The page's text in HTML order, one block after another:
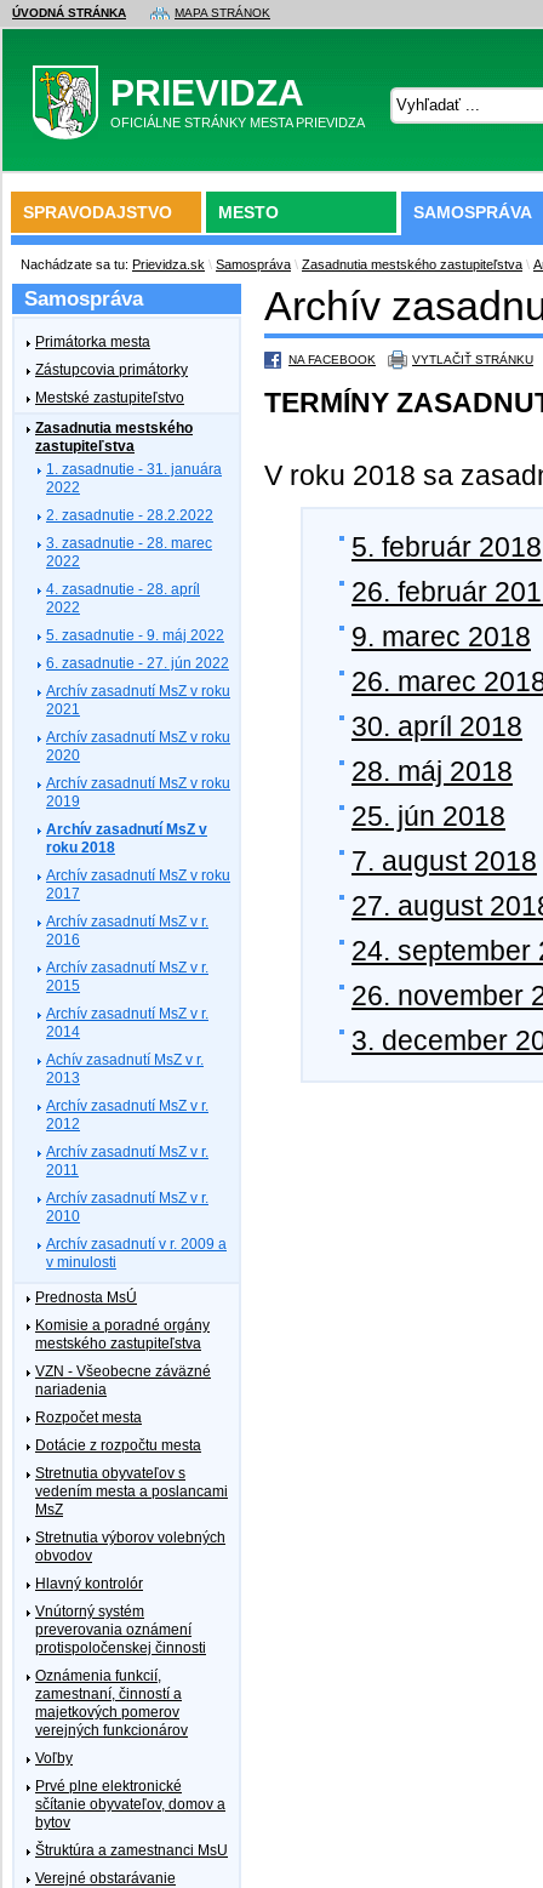
ÚVODNÁ STRÁNKA MAPA STRÁNOK
PRIEVIDZA
OFICIÁLNE STRÁNKY MESTA PRIEVIDZA
SPRAVODAJSTVO MESTO SAMOSPRÁVA
Nachádzate sa tu: Prievidza.sk \ Samospráva \ Zasadnutia mestského zastupiteľstva \
Archív
NA FACEBOOK VYTLAČIŤ STRÁNKU
TERMÍNY
V roku 2018 sa
5. február 2018
26. február
9. marec 2018
26. marec
30. apríl 2018
28. máj 2018
25. jún 2018
7. august 2018
27. august
24. september
26. november
3. december
Samospráva
Primátorka mesta
Zástupcovia primátorky
Mestské zastupiteľstvo
Zasadnutia mestského
zastupiteľstva
1. zasadnutie - 31. januára
2022
2. zasadnutie - 28.2.2022
3. zasadnutie - 28. marec
2022
4. zasadnutie - 28. apríl
2022
5. zasadnutie - 9. máj 2022
6. zasadnutie - 27. jún 2022
Archív zasadnutí MsZ v roku
2021
Archív zasadnutí MsZ v roku
2020
Archív zasadnutí MsZ v roku
2019
Archív zasadnutí MsZ v
roku 2018
Archív zasadnutí MsZ v roku
2017
Archív zasadnutí MsZ v r.
2016
Archív zasadnutí MsZ v r.
2015
Archív zasadnutí MsZ v r.
2014
Achív zasadnutí MsZ v r.
2013
Archív zasadnutí MsZ v r.
2012
Archív zasadnutí MsZ v r.
2011
Archív zasadnutí MsZ v r.
2010
Archív zasadnutí v r. 2009 a
v minulosti
Prednosta MsÚ
Komisie a poradné orgány
mestského zastupiteľstva
VZN - Všeobecne záväzné
nariadenia
Rozpočet mesta
Dotácie z rozpočtu mesta
Stretnutia obyvateľov s
vedením mesta a poslancami
MsZ
Stretnutia výborov volebných
obvodov
Hlavný kontrolór
Vnútorný systém
preverovania oznámení
protispoločenskej činnosti
Oznámenia funkcií,
zamestnaní, činností a
majetkových pomerov
verejných funkcionárov
Voľby
Prvé plne elektronické
sčítanie obyvateľov, domov a
bytov
Štruktúra a zamestnanci MsU
Verejné obstarávanie